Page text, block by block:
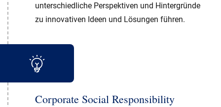
unterschiedliche Perspektiven und Hintergründe
zu innovativen Ideen und Lösungen führen.
Corporate Social Responsibility